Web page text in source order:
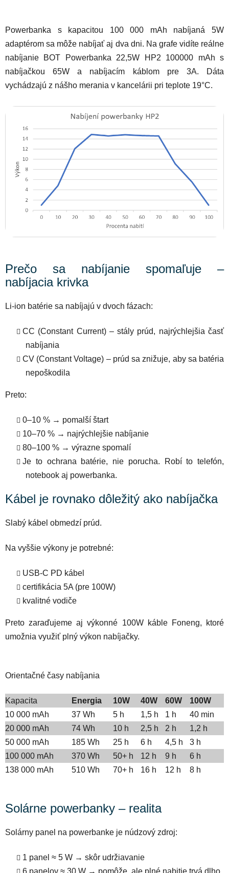
Powerbanka s kapacitou 100 000 mAh nabíjaná 5W
adaptérom sa môže nabíjať aj dva dni. Na grafe vidíte reálne
nabíjanie BOT Powerbanka 22,5W HP2 100000 mAh s
nabíjačkou 65W a nabíjacím káblom pre 3A. Dáta
vychádzajú z nášho merania v kancelárii pri teplote 19°C.
Prečo sa nabíjanie spomaľuje –
nabíjacia krivka
Li-ion batérie sa nabíjajú v dvoch fázach:
CC (Constant Current) – stály prúd, najrýchlejšia časť
nabíjania
CV (Constant Voltage) – prúd sa znižuje, aby sa batéria
nepoškodila
Preto:
0–10 % → pomalší štart
10–70 % → najrýchlejšie nabíjanie
80–100 % → výrazne spomalí
Je to ochrana batérie, nie porucha. Robí to telefón,
notebook aj powerbanka.
Kábel je rovnako dôležitý ako nabíjačka
Slabý kábel obmedzí prúd.
Na vyššie výkony je potrebné:
USB-C PD kábel
certifikácia 5A (pre 100W)
kvalitné vodiče
Preto zaraďujeme aj výkonné 100W káble Foneng, ktoré
umožnia využiť plný výkon nabíjačky.
Orientačné časy nabíjania
Kapacita Energia 10W 40W 60W
100W
10 000 mAh
37 Wh 5 h 1,5 h 1 h
40 min
20 000 mAh
74 Wh 10 h 2,5 h 2 h
1,2 h
50 000 mAh
185 Wh 25 h 6 h 4,5 h
3 h
100 000 mAh
370 Wh 50+ h 12 h 9 h
6 h
138 000 mAh
510 Wh 70+ h 16 h 12 h 8 h
Solárne powerbanky – realita
Solárny panel na powerbanke je núdzový zdroj:
1 panel ≈ 5 W → skôr udržiavanie
6 panelov ≈ 30 W → pomôže, ale plné nabitie trvá dlho